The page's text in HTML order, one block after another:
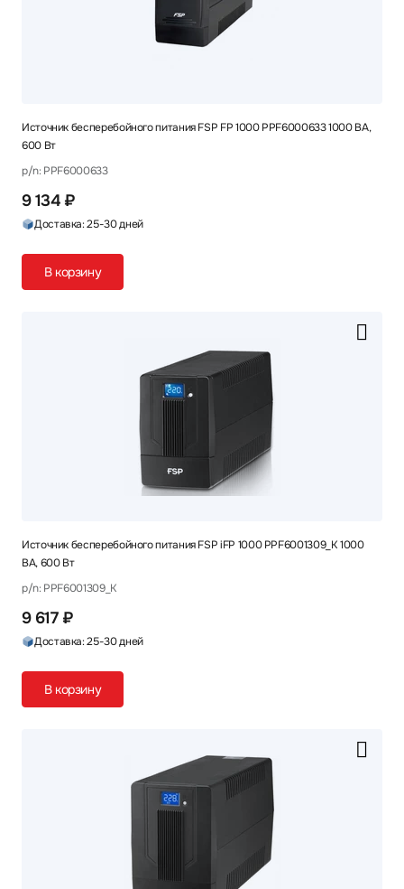
Источник бесперебойного питания FSP FP 1000 PPF6000633 1000 ВА,
600 Вт
p/n: PPF6000633
9 134 ₽
Доставка: 25-30 дней
В корзину
Источник бесперебойного питания FSP iFP 1000 PPF6001309_K 1000
ВА, 600 Вт
p/n: PPF6001309_K
9 617 ₽
Доставка: 25-30 дней
В корзину